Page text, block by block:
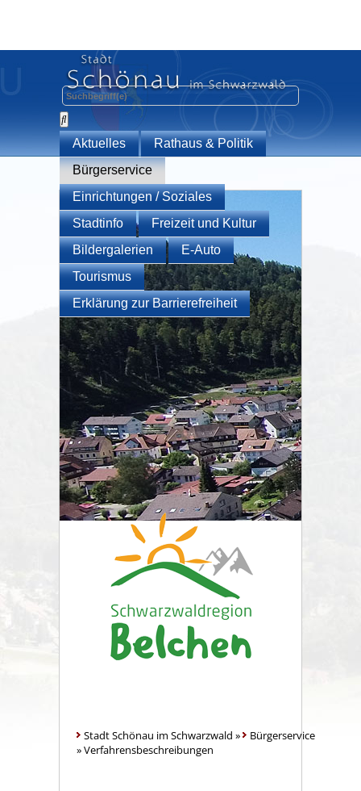
Aktuelles
Rathaus & Politik
Bürgerservice
Einrichtungen / Soziales
Stadtinfo
Freizeit und Kultur
Bildergalerien
E-Auto
Tourismus
Erklärung zur Barrierefreiheit
Stadt Schönau im Schwarzwald »
Bürgerservice
»Verfahrensbeschreibungen